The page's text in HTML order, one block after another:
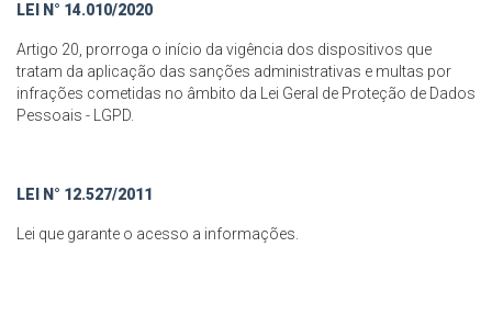
LEI N° 14.010/2020
Artigo 20, prorroga o início da vigência dos dispositivos que
tratam da aplicação das sanções administrativas e multas por
infrações cometidas no âmbito da Lei Geral de Proteção de Dados
Pessoais - LGPD.
LEI N° 12.527/2011
Lei que garante o acesso a informações.